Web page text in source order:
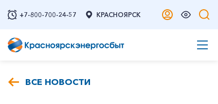
+7-800-700-24-57 КРАСНОЯРСК
ВСЕ НОВОСТИ